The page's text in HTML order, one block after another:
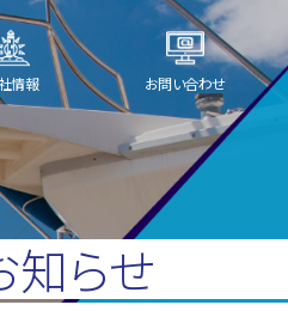
情報 お問い合わせ
知らせ